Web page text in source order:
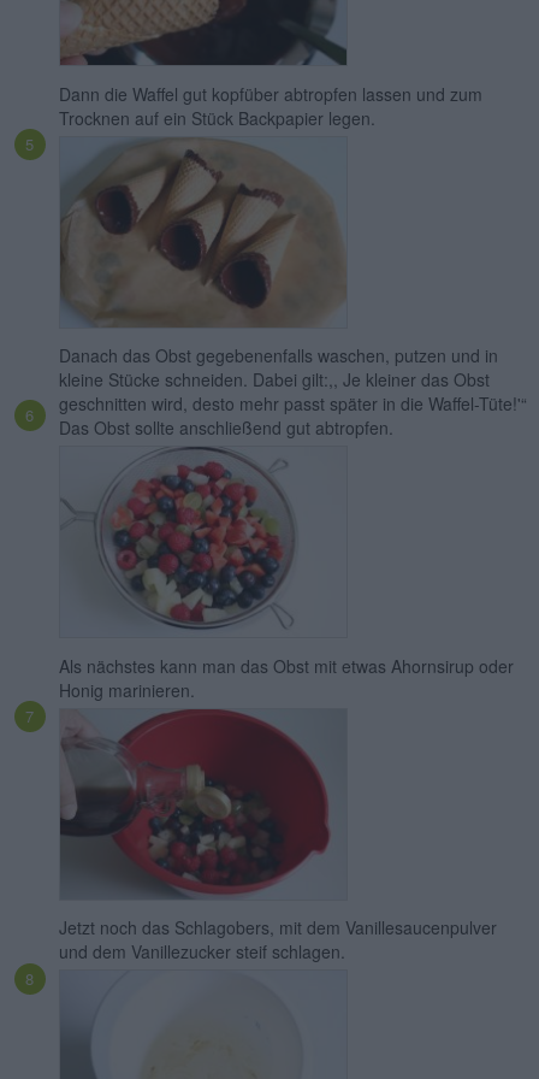
Dann die Waffel gut kopfüber abtropfen lassen und zum
Trocknen auf ein Stück Backpapier legen.
Danach das Obst gegebenenfalls waschen, putzen und in
kleine Stücke schneiden. Dabei gilt:,, Je kleiner das Obst
geschnitten wird, desto mehr passt später in die Waffel-Tüte!'“
Das Obst sollte anschließend gut abtropfen.
Als nächstes kann man das Obst mit etwas Ahornsirup oder
Honig marinieren.
Jetzt noch das Schlagobers, mit dem Vanillesaucenpulver
und dem Vanillezucker steif schlagen.